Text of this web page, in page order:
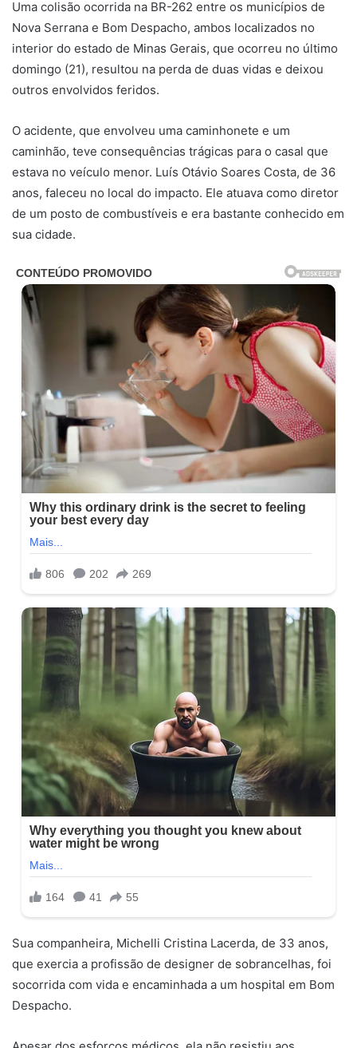
Uma colisão ocorrida na BR-262 entre os municípios de
Nova Serrana e Bom Despacho, ambos localizados no
interior do estado de Minas Gerais, que ocorreu no último
domingo (21), resultou na perda de duas vidas e deixou
outros envolvidos feridos.
O acidente, que envolveu uma caminhonete e um
caminhão, teve consequências trágicas para o casal que
estava no veículo menor. Luís Otávio Soares Costa, de 36
anos, faleceu no local do impacto. Ele atuava como diretor
de um posto de combustíveis e era bastante conhecido em
sua cidade.
Sua companheira, Michelli Cristina Lacerda, de 33 anos,
que exercia a profissão de designer de sobrancelhas, foi
socorrida com vida e encaminhada a um hospital em Bom
Despacho.